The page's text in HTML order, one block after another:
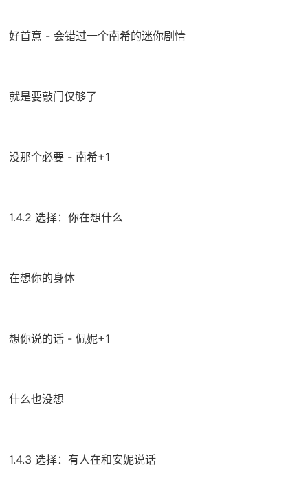
好首意 - 会错过一个南希的迷你剧情
就是要敲门仅够了
没那个必要 - 南希+1
1.4.2 选择：你在想什么
在想你的身体
想你说的话 - 佩妮+1
什么也没想
1.4.3 选择：有人在和安妮说话